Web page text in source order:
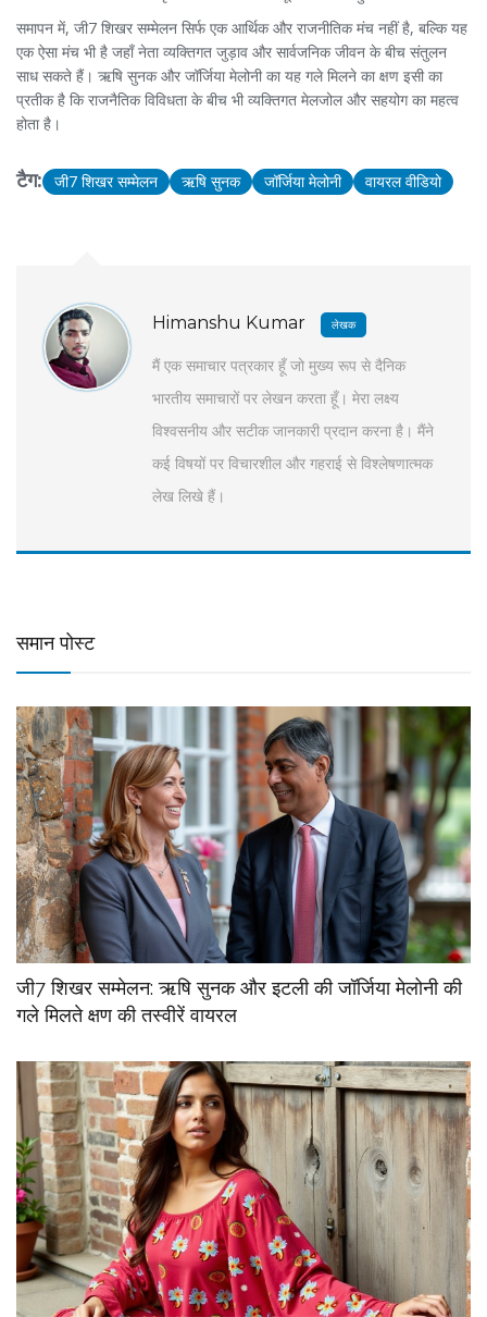
समापन में, जी7 शिखर सम्मेलन सिर्फ एक आर्थिक और राजनीतिक मंच नहीं है, बल्कि यह
एक ऐसा मंच भी है जहाँ नेता व्यक्तिगत जुड़ाव और सार्वजनिक जीवन के बीच संतुलन
साध सकते हैं। ऋषि सुनक और जॉर्जिया मेलोनी का यह गले मिलने का क्षण इसी का
प्रतीक है कि राजनैतिक विविधता के बीच भी व्यक्तिगत मेलजोल और सहयोग का महत्व
होता है।
टैग: जी7 शिखर सम्मेलन ऋषि सुनक जॉर्जिया मेलोनी वायरल वीडियो
Himanshu Kumar लेखक
मैं एक समाचार पत्रकार हूँ जो मुख्य रूप से दैनिक
भारतीय समाचारों पर लेखन करता हूँ। मेरा लक्ष्य
विश्वसनीय और सटीक जानकारी प्रदान करना है। मैंने
कई विषयों पर विचारशील और गहराई से विश्लेषणात्मक
लेख लिखे हैं।
समान पोस्ट
जी7 शिखर सम्मेलन: ऋषि सुनक और इटली की जॉर्जिया मेलोनी की
गले मिलते क्षण की तस्वीरें वायरल